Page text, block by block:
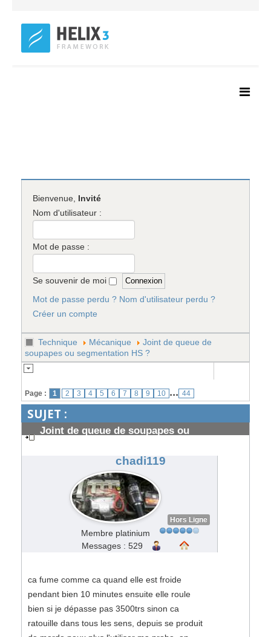
Bienvenue, Invité
Nom d'utilisateur :
Mot de passe :
Se souvenir de moi
Mot de passe perdu ? Nom d'utilisateur perdu ?
Créer un compte
Technique Mécanique
Joint de queue de
soupapes ou segmentation HS ?
Page : 1 2 3 4 5 6 7 8 9 10 ... 44
SUJET :
Joint de queue de soupapes ou
chadi119
Hors Ligne
Membre platinium
Messages : 529
ca fume comme ca quand elle est froide
pendant bien 10 minutes ensuite elle roule
bien si je dépasse pas 3500trs sinon ca
ratouille dans tous les sens, depuis se produit